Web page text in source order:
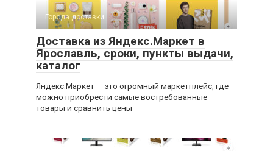
Города доставки
Доставка из Яндекс.Маркет в
Ярославль, сроки, пункты выдачи,
каталог
Яндекс.Маркет — это огромный маркетплейс, где
можно приобрести самые востребованные
товары и сравнить цены